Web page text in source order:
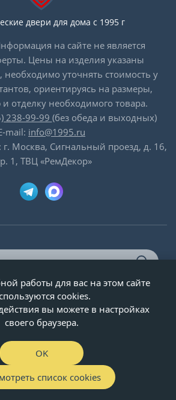
двери для дома с 1995 г
на сайте не является
Цены на изделия указаны
необходимо уточнять стоимость у
ориентируясь на размеры,
отделку необходимого товара.
238-99-99 (без обеда и выходных)
mail: info@1995.ru
г. Москва, Сигнальный проезд, д. 16,
1, ТВЦ «РемДекор»
ИНН 5020092947, 1995-2026 г.
работы для вас на этом сайте
cookies.
вы можете в настройках
своего браузера.
OK
список cookies